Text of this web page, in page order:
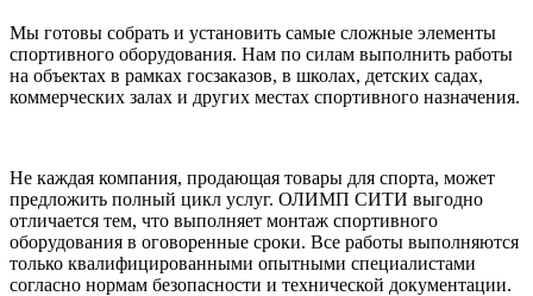
Мы готовы собрать и установить самые сложные элементы
спортивного оборудования. Нам по силам выполнить работы
на объектах в рамках госзаказов, в школах, детских садах,
коммерческих залах и других местах спортивного назначения.
Не каждая компания, продающая товары для спорта, может
предложить полный цикл услуг. ОЛИМП СИТИ выгодно
отличается тем, что выполняет монтаж спортивного
оборудования в оговоренные сроки. Все работы выполняются
только квалифицированными опытными специалистами
согласно нормам безопасности и технической документации.